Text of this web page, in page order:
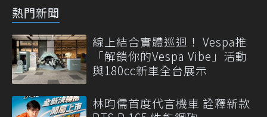
熱門新聞
線上結合實體巡迴！ Vespa推
「解鎖你的Vespa Vibe」活動
與180cc新車全台展示
林昀儒首度代言機車 詮釋新款